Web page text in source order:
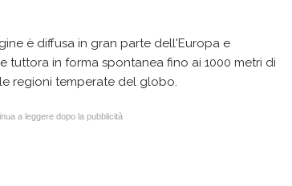
è diffusa in gran parte dell'Europa e
tuttora in forma spontanea fino ai 1000 metri di
regioni temperate del globo.
a leggere dopo la pubblicità